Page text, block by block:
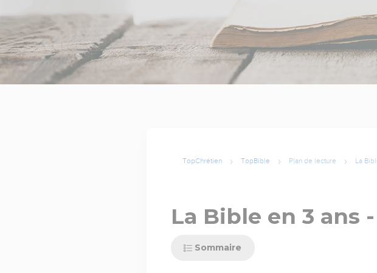
TopChrétien TopBible Plan de lecture La
La Bible en 3 ans -
Sommaire